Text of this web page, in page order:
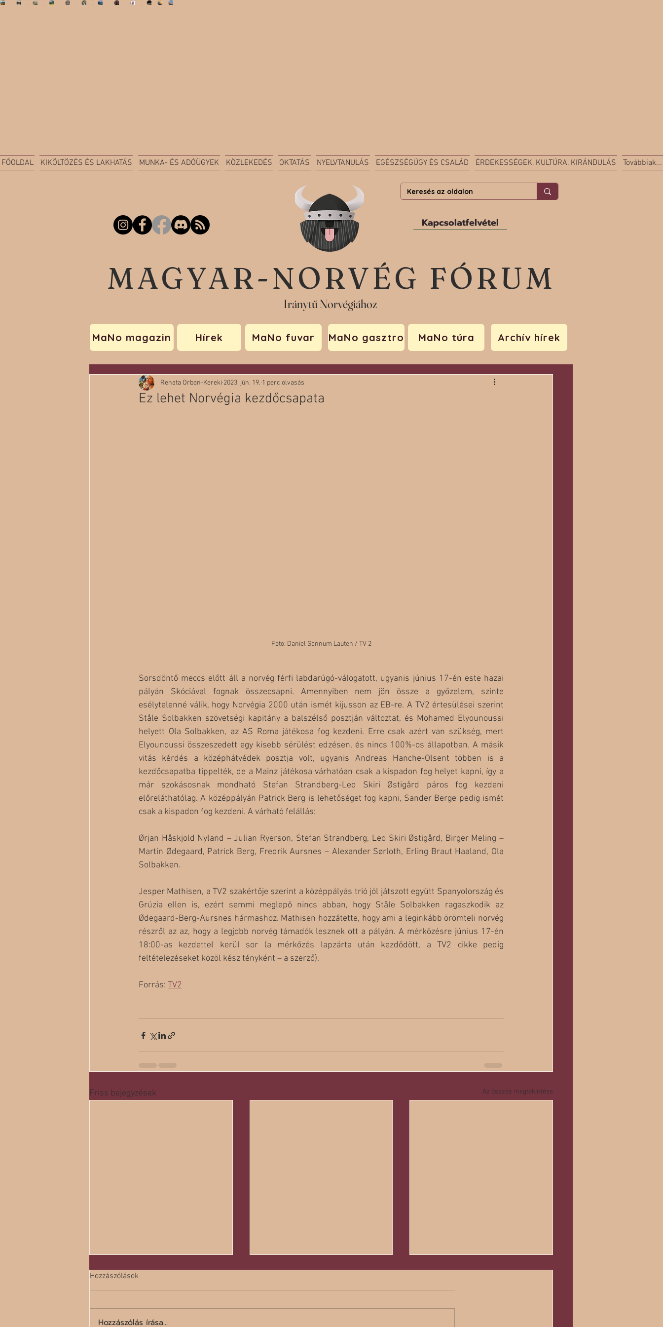
FŐOLDAL KIKÖLTÖZÉS ÉS LAKHATÁS MUNKA- ÉS ADÓÜGYEK KÖZLEKEDÉS OKTATÁS NYELVTANULÁS EGÉSZSÉGÜGY ÉS CSALÁD ÉRDEKESSÉGEK, KULTÚRA, KIRÁNDULÁS Továbbiak...
Kapcsolatfelvétel
MAGYAR-NORVÉG FÓRUM
Iránytű Norvégiához
MaNo magazin Hírek MaNo fuvar MaNo gasztro MaNo túra Archív hírek
Ez lehet Norvégia kezdőcsapata
Renata Orban-Kereki 2023. jún. 19. 1 perc olvasás
Foto: Daniel Sannum Lauten / TV 2
Sorsdöntő meccs előtt áll a norvég férfi labdarúgó-válogatott, ugyanis június 17-én este hazai
pályán Skóciával fognak összecsapni. Amennyiben nem jön össze a győzelem, szinte
esélytelenné válik, hogy Norvégia 2000 után ismét kijusson az EB-re. A TV2 értesülései szerint
Ståle Solbakken szövetségi kapitány a balszélső posztján változtat, és Mohamed Elyounoussi
helyett Ola Solbakken, az AS Roma játékosa fog kezdeni. Erre csak azért van szükség, mert
Elyounoussi összeszedett egy kisebb sérülést edzésen, és nincs 100%-os állapotban. A másik
vitás kérdés a középhátvédek posztja volt, ugyanis Andreas Hanche-Olsent többen is a
kezdőcsapatba tippelték, de a Mainz játékosa várhatóan csak a kispadon fog helyet kapni, így a
már szokásosnak mondható Stefan Strandberg-Leo Skiri Østigård páros fog kezdeni
előreláthatólag. A középpályán Patrick Berg is lehetőséget fog kapni, Sander Berge pedig ismét
csak a kispadon fog kezdeni. A várható felállás:
Ørjan Håskjold Nyland – Julian Ryerson, Stefan Strandberg, Leo Skiri Østigård, Birger Meling –
Martin Ødegaard, Patrick Berg, Fredrik Aursnes – Alexander Sørloth, Erling Braut Haaland, Ola
Solbakken.
Jesper Mathisen, a TV2 szakértője szerint a középpályás trió jól játszott együtt Spanyolország és
Grúzia ellen is, ezért semmi meglepő nincs abban, hogy Ståle Solbakken ragaszkodik az
Ødegaard-Berg-Aursnes hármashoz. Mathisen hozzátette, hogy ami a leginkább örömteli norvég
részről az az, hogy a legjobb norvég támadók lesznek ott a pályán. A mérkőzésre június 17-én
18:00-as kezdettel kerül sor (a mérkőzés lapzárta után kezdődött, a TV2 cikke pedig
feltételezéseket közöl kész tényként – a szerző).
Forrás: TV2
Friss bejegyzések Az összes megtekintése
Hozzászólások
Hozzászólás írása...